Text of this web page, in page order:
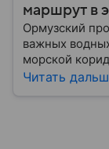
маршрут в
Ормузский
важных
морской
Читать